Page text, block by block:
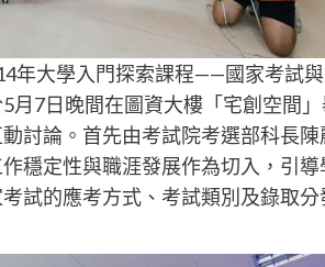
年大學入門探索課程——國家考試
月7日晚間在圖資大樓「宅創空間
討論。首先由考試院考選部科長
穩定性與職涯發展作為切入，引
試的應考方式、考試類別及錄取